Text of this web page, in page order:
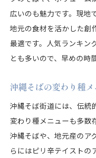
広いのも魅力です。現地
地元の食材を活かした創
最適です。人気ランキン
とも多いので、早めの時
沖縄そばの変わり種
沖縄そば街道には、伝統
変わり種メニューも多数
沖縄そばや、地元産のア
らにはピリ辛テイストの